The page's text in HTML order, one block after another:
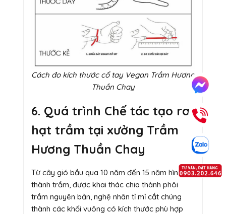
Cách đo kích thước cổ tay Vegan Trầm Hương
Thuần Chay
6. Quá trình Chế tác tạo ra
hạt trầm tại xưởng Trầm
Hương Thuần Chay
Từ cây gió bầu qua 10 năm đến 15 năm hình
thành trầm, được khai thác chia thành phôi
trầm nguyên bản, nghệ nhân tỉ mỉ cắt chúng
thành các khối vuông có kích thước phù hợp